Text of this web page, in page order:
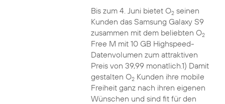
Bis zum 4. Juni bietet O2seinen
Kunden das Samsung Galaxy S9
zusammen mit dem beliebten O2
Free M mit 10 GB Highspeed-
Datenvolumen zum attraktiven
Preis von 39,99 monatlich.1) Damit
gestalten O2Kunden ihre mobile
Freiheit ganz nach ihren eigenen
Wünschen und sind fit für den